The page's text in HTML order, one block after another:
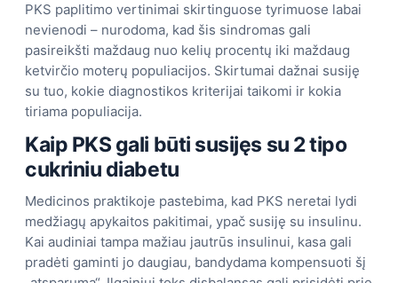
PKS paplitimo vertinimai skirtinguose tyrimuose labai
nevienodi – nurodoma, kad šis sindromas gali
pasireikšti maždaug nuo kelių procentų iki maždaug
ketvirčio moterų populiacijos. Skirtumai dažnai susiję
su tuo, kokie diagnostikos kriterijai taikomi ir kokia
tiriama populiacija.
Kaip PKS gali būti susijęs su 2 tipo
cukriniu diabetu
Medicinos praktikoje pastebima, kad PKS neretai lydi
medžiagų apykaitos pakitimai, ypač susiję su insulinu.
Kai audiniai tampa mažiau jautrūs insulinui, kasa gali
pradėti gaminti jo daugiau, bandydama kompensuoti šį